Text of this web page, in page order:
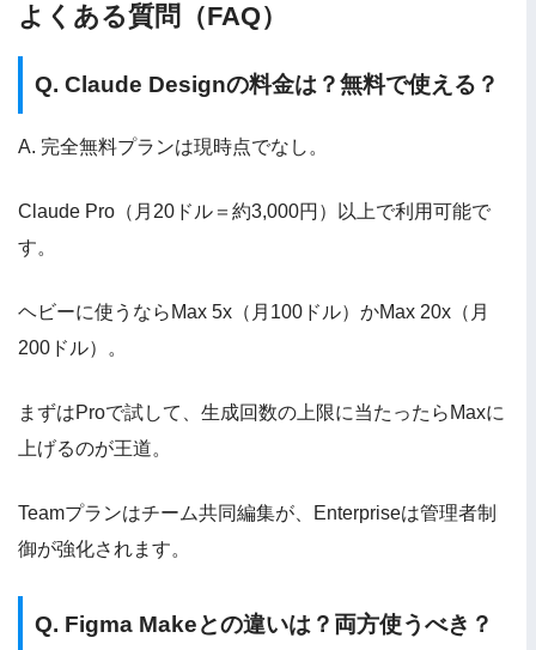
よくある質問（FAQ）
Q. Claude Designの料金は？無料で使える？
A. 完全無料プランは現時点でなし。
Claude Pro（月20ドル＝約3,000円）以上で利用可能で
す。
ヘビーに使うならMax 5x（月100ドル）かMax 20x（月
200ドル）。
まずはProで試して、生成回数の上限に当たったらMaxに
上げるのが王道。
Teamプランはチーム共同編集が、Enterpriseは管理者制
御が強化されます。
Q. Figma Makeとの違いは？両方使うべき？